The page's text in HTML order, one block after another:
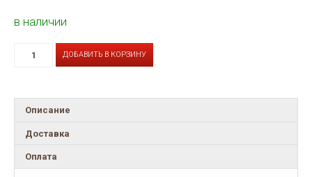
в наличии
ДОБАВИТЬ В КОРЗИНУ
Описание
Доставка
Оплата